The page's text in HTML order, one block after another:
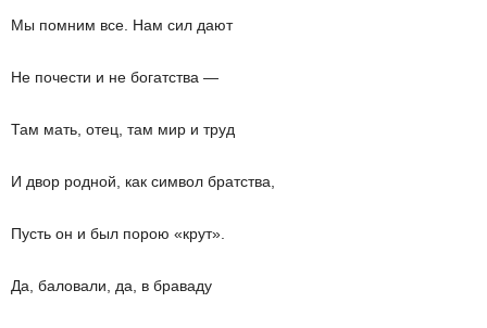
Мы помним все. Нам сил дают
Не почести и не богатства —
Там мать, отец, там мир и труд
И двор родной, как символ братства,
Пусть он и был порою «крут».
Да, баловали, да, в браваду